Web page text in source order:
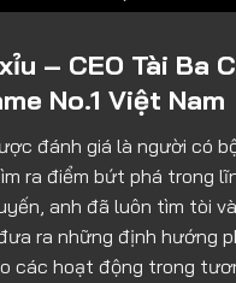
– CEO Tài Ba
No.1 Việt Nam
đánh giá là người có
ra điểm bứt phá trong
anh đã luôn tìm tòi
ra những định hướng
các hoạt động trong